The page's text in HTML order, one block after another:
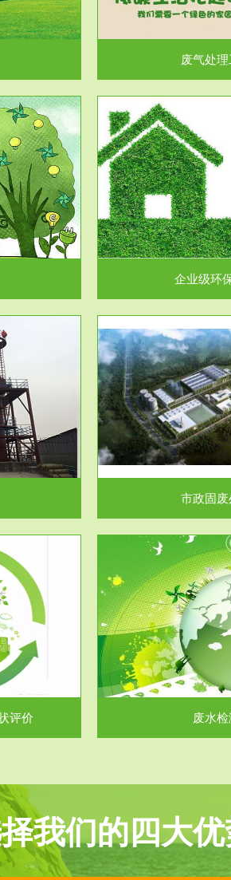
废气处
家
况的一个重要依
规性...
企业级环
服
固体危
固体废物解释：固体废
日常生活
废物处理业务包
处...
市政固废
服
工作场所职业危
【检测评价意义】：
害因素分布
评价
厂在生产工艺过程
水...
废水检
服
废
检测范围工业废气检
气。有机
我们的四大